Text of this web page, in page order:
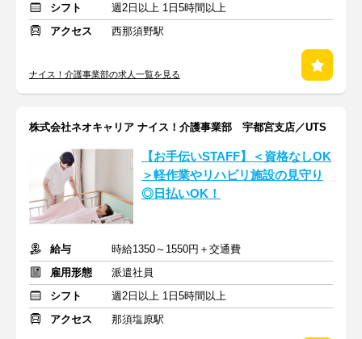
シフト
週2日以上 1日5時間以上
アクセス
西那須野駅
ナイス！介護事業部の求人一覧を見る
株式会社ネオキャリア ナイス！介護事業部 宇都宮支店／UTS
【お手伝いSTAFF】＜資格なしOK
＞軽作業やリハビリ施設の見守り
◎日払いOK！
給与
時給1350～1550円＋交通費
雇用形態
派遣社員
シフト
週2日以上 1日5時間以上
アクセス
那須塩原駅